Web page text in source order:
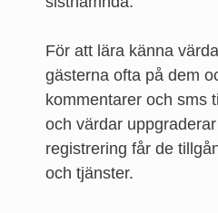
För att lära känna
gästerna ofta på dem
kommentarer och sms
och värdar
registrering får de
och tjänster.